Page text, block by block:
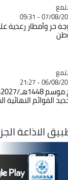
07/08/2026
حر وأمطار رعدية
06/08/2026
حج
القوائم النهائية السبت
الاذاعة